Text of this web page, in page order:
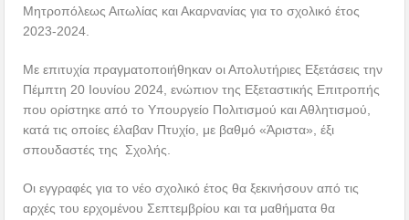
Μητροπόλεως Αιτωλίας και Ακαρνανίας για το σχολικό έτος
2023-2024.
Με επιτυχία πραγματοποιήθηκαν οι Απολυτήριες Εξετάσεις την
Πέμπτη 20 Ιουνίου 2024, ενώπιον της Εξεταστικής Επιτροπής
που ορίστηκε από το Υπουργείο Πολιτισμού και Αθλητισμού,
κατά τις οποίες έλαβαν Πτυχίο, με βαθμό «Άριστα», έξι
σπουδαστές της Σχολής.
Οι εγγραφές για το νέο σχολικό έτος θα ξεκινήσουν από τις
αρχές του ερχομένου Σεπτεμβρίου και τα μαθήματα θα